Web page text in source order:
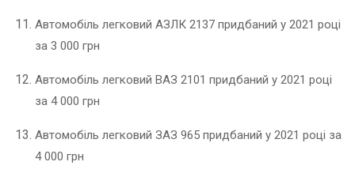
Автомобіль легковий АЗЛК 2137 придбаний у 2021 році
за 3 000 грн
Автомобіль легковий ВАЗ 2101 придбаний у 2021 році
за 4 000 грн
Автомобіль легковий ЗАЗ 965 придбаний у 2021 році за
4 000 грн